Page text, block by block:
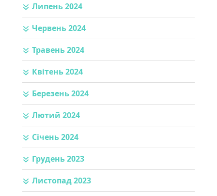
Липень 2024
Червень 2024
Травень 2024
Квітень 2024
Березень 2024
Лютий 2024
Січень 2024
Грудень 2023
Листопад 2023